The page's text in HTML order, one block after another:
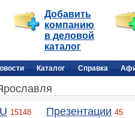
Добавить
компанию
в деловой
каталог
Каталог Справка
15148 Презентации 45